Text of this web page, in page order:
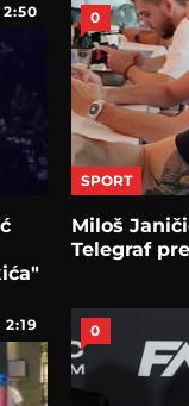
2:50 0
SPORT
Miloš
Telegraf
2:19 0